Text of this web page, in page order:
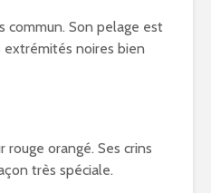
commun. Son pelage est
extrémités noires bien
rouge orangé. Ses crins
très spéciale.